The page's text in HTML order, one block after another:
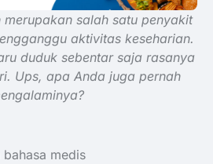
merupakan salah satu penyakit
aktivitas keseharian.
duduk sebentar saja rasanya
Ups, apa Anda juga pernah
medis